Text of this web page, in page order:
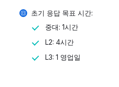
초기 응답 목표 시간:
중대: 1시간
L2: 4시간
L3: 1 영업일